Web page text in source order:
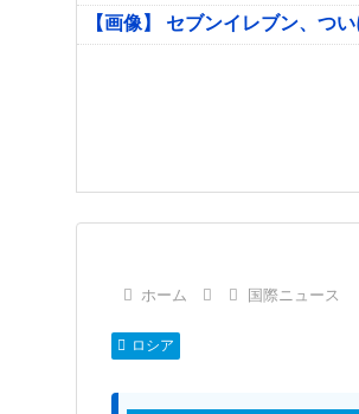
【画像】 セブンイレブン、つ
ホーム 国際ニュース
ロシア